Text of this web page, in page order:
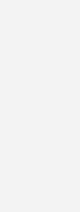
erläutern wir
die